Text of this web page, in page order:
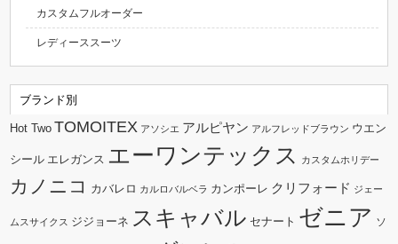
カスタムフルオーダー
レディーススーツ
ブランド別
Hot Two TOMOITEX アソシエ アルピヤン アルフレッドブラウン ウエン
シール エレガンス エーワンテックス カスタムホリデー
カノニコ カバレロ カルロバルベラ カンポーレ クリフォード ジェー
ムスサイクス ジジョーネ スキャバル セナート ゼニア ソ